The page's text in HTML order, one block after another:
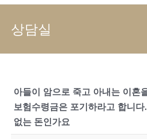
상담실
아들이 암으로 죽고 아내는 이혼
보험수령금은 포기하라고 합니
없는 돈인가요